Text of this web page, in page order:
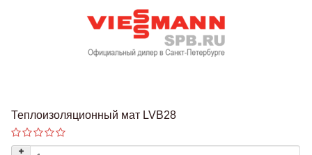
Теплоизоляционный мат LVB28